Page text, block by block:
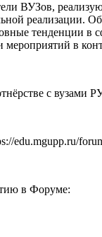
ВУЗов,
реализации.
тенденции в
в
с
edu.mgupp.ru/
в Форуме: